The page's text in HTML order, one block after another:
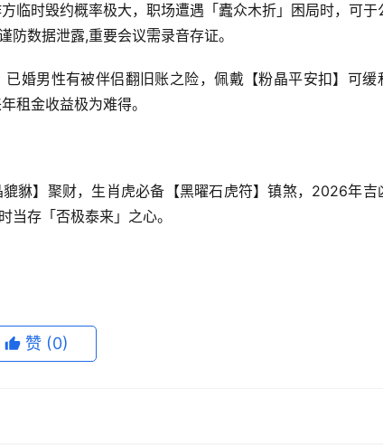
临时毁约概率极大，职场遭遇「蠹众木折」困局时，可于
数据泄露,重要会议需录音存证。
婚男性有被伴侣翻旧账之险，佩戴【粉晶平安扣】可缓
租金收益极为难得。
貅】聚财，生肖虎必备【黑曜石虎符】镇煞，2026年吉
存「否极泰来」之心。
赞 (0)